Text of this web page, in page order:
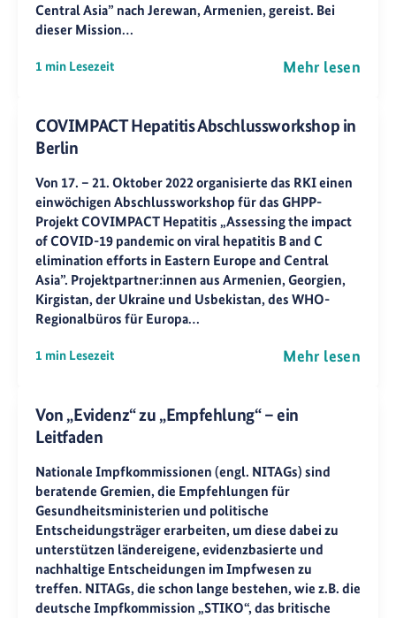
Central Asia” nach Jerewan, Armenien, gereist. Bei
dieser Mission…
1 min Lesezeit Mehr lesen
COVIMPACT Hepatitis Abschlussworkshop in
Berlin
Von 17. – 21. Oktober 2022 organisierte das RKI einen
einwöchigen Abschlussworkshop für das GHPP-
Projekt COVIMPACT Hepatitis „Assessing the impact
of COVID-19 pandemic on viral hepatitis B and C
elimination efforts in Eastern Europe and Central
Asia”. Projektpartner:innen aus Armenien, Georgien,
Kirgistan, der Ukraine und Usbekistan, des WHO-
Regionalbüros für Europa…
1 min Lesezeit Mehr lesen
Von „Evidenz“ zu „Empfehlung“ – ein
Leitfaden
Nationale Impfkommissionen (engl. NITAGs) sind
beratende Gremien, die Empfehlungen für
Gesundheitsministerien und politische
Entscheidungsträger erarbeiten, um diese dabei zu
unterstützen ländereigene, evidenzbasierte und
nachhaltige Entscheidungen im Impfwesen zu
treffen. NITAGs, die schon lange bestehen, wie z.B. die
deutsche Impfkommission „STIKO“, das britische